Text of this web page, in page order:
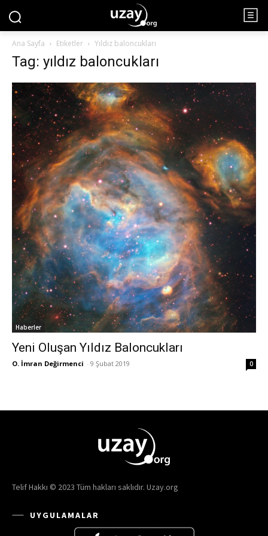
Ana Sayfa Etiketler Yıldız baloncukları
Tag: yıldız baloncukları
Haberler
Yeni Oluşan Yıldız Baloncukları
O. İmran Değirmenci - 9 Şubat 2019 0
Telif Hakkı © 2023 Tüm hakları saklıdır. Uzay.org
UYGULAMALAR